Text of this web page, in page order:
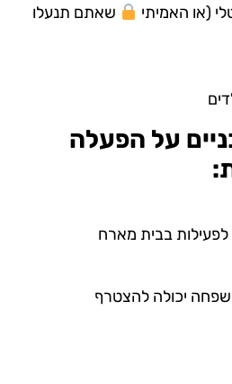
(או האמיתי
שאתם תנעלו
על הפעלה
בבית מארח